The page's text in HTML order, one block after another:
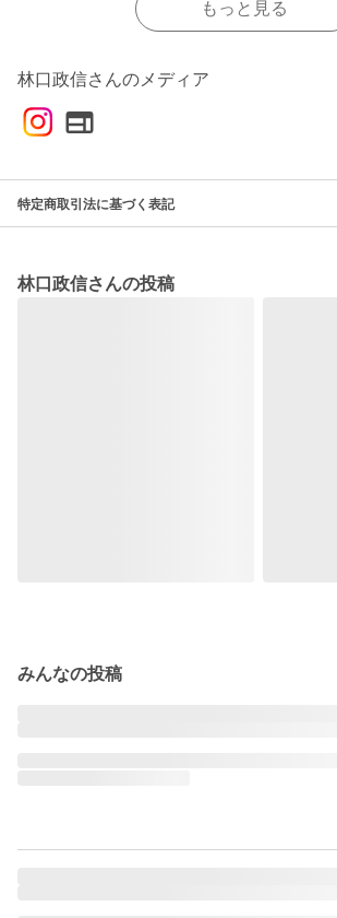
もっと見る
林口政信さんのメディア
特定商取引法に基づく表記
林口政信さんの投稿
みんなの投稿